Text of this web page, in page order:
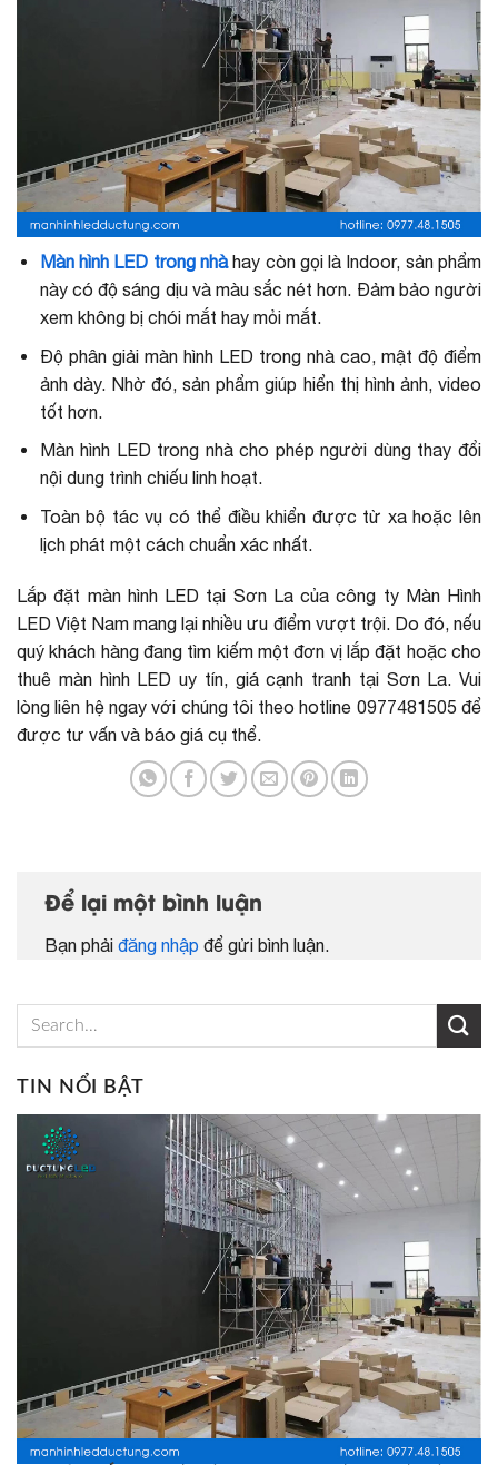
Màn hình LED trong nhàhay còn gọi là Indoor, sản phẩm
này có độ sáng dịu và màu sắc nét hơn. Đảm bảo người
xem không bị chói mắt hay mỏi mắt.
Độ phân giải màn hình LED trong nhà cao, mật độ điểm
ảnh dày. Nhờ đó, sản phẩm giúp hiển thị hình ảnh, video
tốt hơn.
Màn hình LED trong nhà cho phép người dùng thay đổi
nội dung trình chiếu linh hoạt.
Toàn bộ tác vụ có thể điều khiển được từ xa hoặc lên
lịch phát một cách chuẩn xác nhất.
Lắp đặt màn hình LED tại Sơn La của công ty Màn Hình
LED Việt Nam mang lại nhiều ưu điểm vượt trội. Do đó, nếu
quý khách hàng đang tìm kiếm một đơn vị lắp đặt hoặc cho
thuê màn hình LED uy tín, giá cạnh tranh tại Sơn La. Vui
lòng liên hệ ngay với chúng tôi theo hotline 0977481505 để
được tư vấn và báo giá cụ thể.
Để lại một bình luận
Bạn phải đăng nhập để gửi bình luận.
TIN NỔI BẬT